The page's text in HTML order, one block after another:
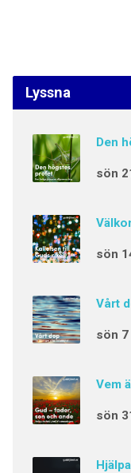
Lyssna
Den
sön
sön
Vårt
sön 7
Vem
sön